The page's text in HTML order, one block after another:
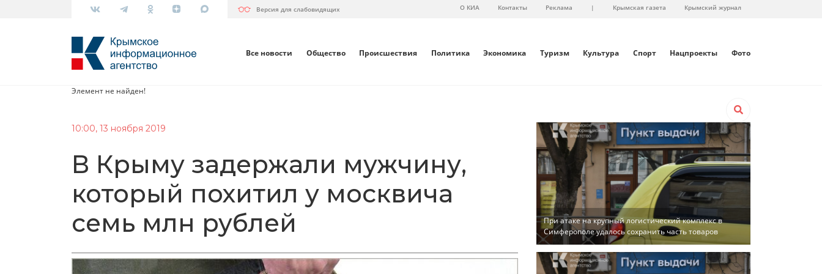
Версия для слабовидящих О КИА Контакты Реклама | Крымская газета Крымский журнал
Все новости Общество Происшествия Политика Экономика Туризм Культура Спорт Нацпроекты Фото
Элемент не найден!
10:00, 13 ноября 2019
В Крыму задержали мужчину,
который похитил у москвича
семь млн рублей
При атаке на крупный логистический комплекс в
Симферополе удалось сохранить часть товаров